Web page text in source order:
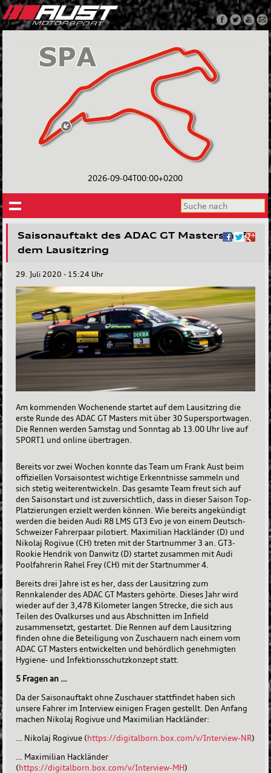
2026-09-04T00:00+0200
Saisonauftakt des ADAC GT Masters auf
dem Lausitzring
29. Juli 2020 - 15:24 Uhr
Am kommenden Wochenende startet auf dem Lausitzring die
erste Runde des ADAC GT Masters mit über 30 Supersportwagen.
Die Rennen werden Samstag und Sonntag ab 13.00 Uhr live auf
SPORT1 und online übertragen.
Bereits vor zwei Wochen konnte das Team um Frank Aust beim
offiziellen Vorsaisontest wichtige Erkenntnisse sammeln und
sich stetig weiterentwickeln. Das gesamte Team freut sich auf
den Saisonstart und ist zuversichtlich, dass in dieser Saison Top-
Platzierungen erzielt werden können. Wie bereits angekündigt
werden die beiden Audi R8 LMS GT3 Evo je von einem Deutsch-
Schweizer Fahrerpaar pilotiert. Maximilian Hackländer (D) und
Nikolaj Rogivue (CH) treten mit der Startnummer 3 an. GT3-
Rookie Hendrik von Danwitz (D) startet zusammen mit Audi
Poolfahrerin Rahel Frey (CH) mit der Startnummer 4.
Bereits drei Jahre ist es her, dass der Lausitzring zum
Rennkalender des ADAC GT Masters gehörte. Dieses Jahr wird
wieder auf der 3,478 Kilometer langen Strecke, die sich aus
Teilen des Ovalkurses und aus Abschnitten im Infield
zusammensetzt, gestartet. Die Rennen auf dem Lausitzring
finden ohne die Beteiligung von Zuschauern nach einem vom
ADAC GT Masters entwickelten und behördlich genehmigten
Hygiene- und Infektionsschutzkonzept statt.
5 Fragen an …
Da der Saisonauftakt ohne Zuschauer stattfindet haben sich
unsere Fahrer im Interview einigen Fragen gestellt. Den Anfang
machen Nikolaj Rogivue und Maximilian Hackländer:
… Nikolaj Rogivue (https://digitalborn.box.com/v/Interview-NR)
… Maximilian Hackländer
(https://digitalborn.box.com/v/Interview-MH)